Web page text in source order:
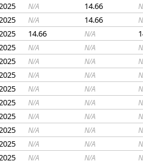
N/A 14.66
N/A 14.66
14.66 N/A
N/A N/A
N/A N/A
N/A N/A
N/A N/A
N/A N/A
N/A N/A
N/A N/A
N/A N/A
N/A N/A